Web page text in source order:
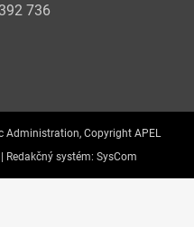
736
Copyright APEL
Redakčný systém: SysCom